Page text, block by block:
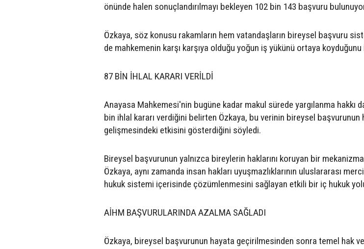
önünde halen sonuçlandırılmayı bekleyen 102 bin 143 başvuru
Özkaya, söz konusu rakamların hem vatandaşların bireysel başvuru
de mahkemenin karşı karşıya olduğu yoğun iş yükünü ortaya
87 BİN İHLAL KARARI VERİLDİ
Anayasa Mahkemesi'nin bugüne kadar makul sürede yargılanma hakkı
bin ihlal kararı verdiğini belirten Özkaya, bu verinin bireysel başvurunun
gelişmesindeki etkisini gösterdiğini söyledi.
Bireysel başvurunun yalnızca bireylerin haklarını koruyan bir mekanizma
Özkaya, aynı zamanda insan hakları uyuşmazlıklarının uluslararası
hukuk sistemi içerisinde çözümlenmesini sağlayan etkili bir iç hukuk
AİHM BAŞVURULARINDA AZALMA SAĞLADI
Özkaya, bireysel başvurunun hayata geçirilmesinden sonra temel hak